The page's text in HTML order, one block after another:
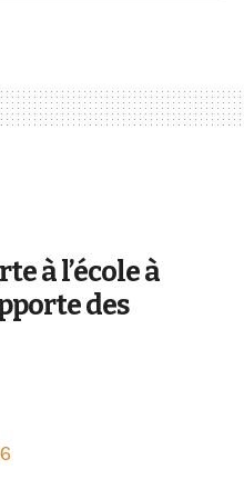
à l’école à
des